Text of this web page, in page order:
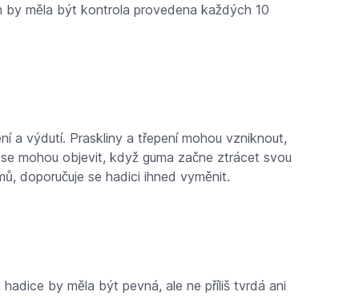
měla být kontrola provedena každých 10
a výdutí. Praskliny a třepení mohou vzniknout,
mohou objevit, když guma začne ztrácet svou
doporučuje se hadici ihned vyměnit.
by měla být pevná, ale ne příliš tvrdá ani